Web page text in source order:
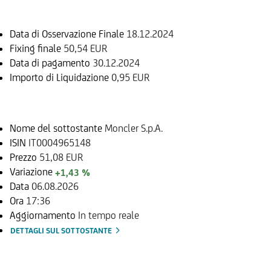
Data di Osservazione Finale 18.12.2024
Fixing finale 50,54 EUR
Data di pagamento 30.12.2024
Importo di Liquidazione 0,95 EUR
Nome del sottostante Moncler S.p.A.
ISIN IT0004965148
Prezzo 51,08 EUR
Variazione +1,43 %
Data 06.08.2026
Ora 17:36
Aggiornamento In tempo reale
DETTAGLI SUL SOTTOSTANTE